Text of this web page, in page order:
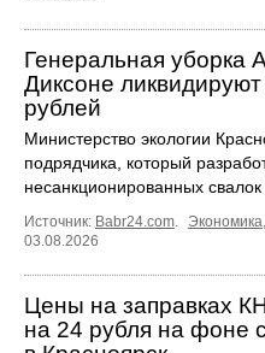
Генеральная уборка
Диксоне
рублей
Министерство экологии
подрядчика, который
несанкционированных свалок
Источник: Babr24.com Экономика
03.08.2026
Цены на заправках
на 24 рубля на фоне